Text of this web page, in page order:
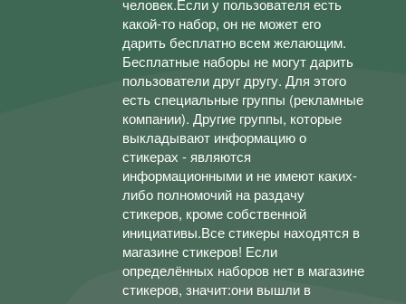
человек.Если у пользователя есть
какой-то набор, он не может его
дарить бесплатно всем желающим.
Бесплатные наборы не могут дарить
пользователи друг другу. Для этого
есть специальные группы (рекламные
компании). Другие группы, которые
выкладывают информацию о
стикерах - являются
информационными и не имеют каких-
либо полномочий на раздачу
стикеров, кроме собственной
инициативы.Все стикеры находятся в
магазине стикеров! Если
определённых наборов нет в магазине
стикеров, значит:они вышли в